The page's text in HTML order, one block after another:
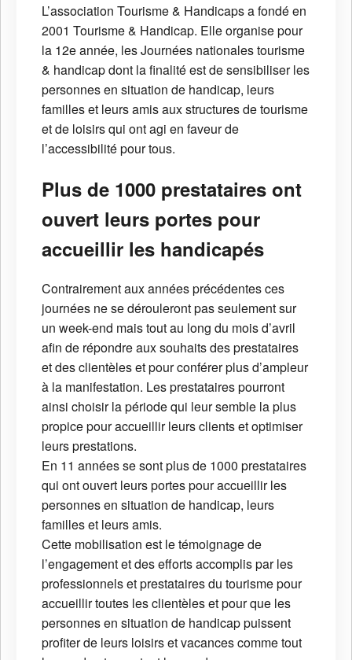
L’association Tourisme & Handicaps a fondé en
2001 Tourisme & Handicap. Elle organise pour
la 12e année, les Journées nationales tourisme
& handicap dont la finalité est de sensibiliser les
personnes en situation de handicap, leurs
familles et leurs amis aux structures de tourisme
et de loisirs qui ont agi en faveur de
l’accessibilité pour tous.
Plus de 1000 prestataires ont
ouvert leurs portes pour
accueillir les handicapés
Contrairement aux années précédentes ces
journées ne se dérouleront pas seulement sur
un week-end mais tout au long du mois d’avril
afin de répondre aux souhaits des prestataires
et des clientèles et pour conférer plus d’ampleur
à la manifestation. Les prestataires pourront
ainsi choisir la période qui leur semble la plus
propice pour accueillir leurs clients et optimiser
leurs prestations.
En 11 années se sont plus de 1000 prestataires
qui ont ouvert leurs portes pour accueillir les
personnes en situation de handicap, leurs
familles et leurs amis.
Cette mobilisation est le témoignage de
l’engagement et des efforts accomplis par les
professionnels et prestataires du tourisme pour
accueillir toutes les clientèles et pour que les
personnes en situation de handicap puissent
profiter de leurs loisirs et vacances comme tout